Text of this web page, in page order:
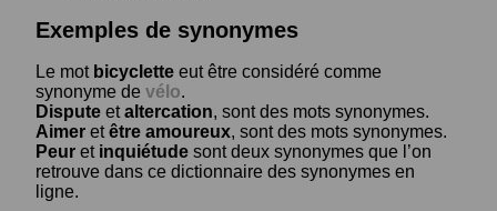
Exemples de synonymes
Le mot bicyclette eut être considéré comme
synonyme de vélo.
Dispute etaltercation, sont des mots synonymes.
Aimer etêtre amoureux, sont des mots synonymes.
Peur et inquiétude sont deux synonymes que l’on
retrouve dans ce dictionnaire des synonymes en
ligne.